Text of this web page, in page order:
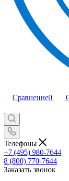
Сравнение0
Телефоны
+7 (495) 980-7644
8 (800) 770-7644
Заказать звонок